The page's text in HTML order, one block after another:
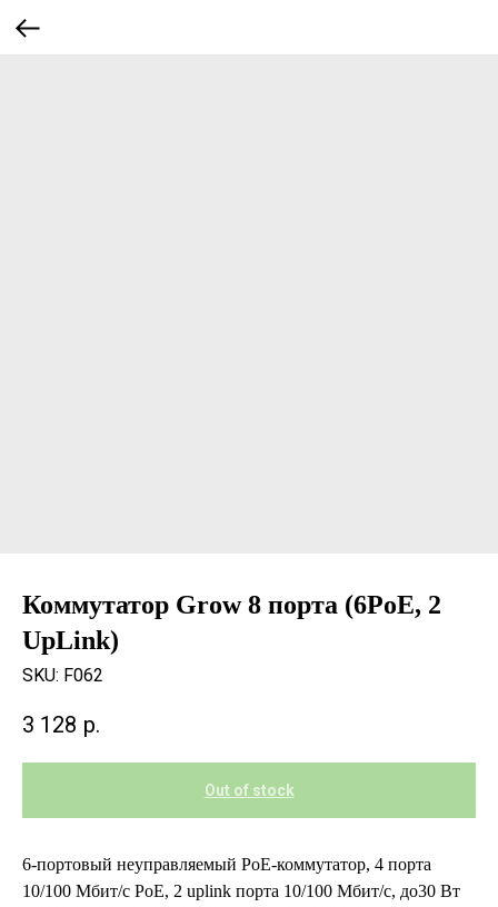
Коммутатор Grow 8 порта (6PoE, 2
UpLink)
SKU: F062
3 128 р.
Out of stock
6-портовый неуправляемый PoE-коммутатор, 4 порта
10/100 Мбит/с PoE, 2 uplink порта 10/100 Мбит/с, до30 Вт